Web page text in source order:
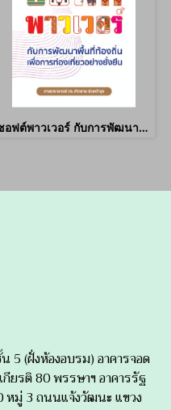
ซอฟต์พาวเวอร์ กับการพัฒนาท้องถิ่นเพื่อการท่องเที่ยวที่ยั่งยืน
5 (ฝั่งห้องอบรม) อาคารจอด
ยรติ 80 พรรษาฯ อาคารรัฐ
หมู่ 3 ถนนแจ้งวัฒนะ แขวง